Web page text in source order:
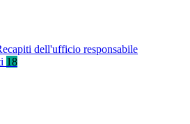
dell'ufficio responsabile
18